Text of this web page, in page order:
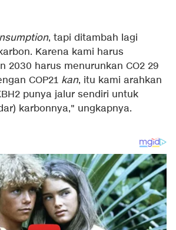
, tapi ditambah lagi
Karena kami harus
2030 harus menurunkan CO2 29
COP21 kan, itu kami arahkan
punya jalur sendiri untuk
karbonnya," ungkapnya.